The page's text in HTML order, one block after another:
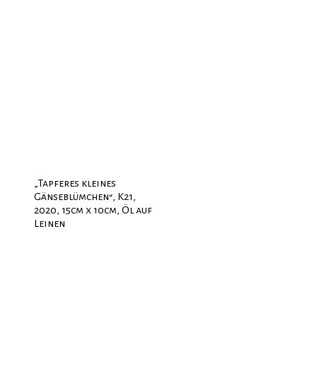
„Tapferes kleines
Gänseblümchen“, K21,
2020, 15cm x 10cm, Öl auf
Leinen